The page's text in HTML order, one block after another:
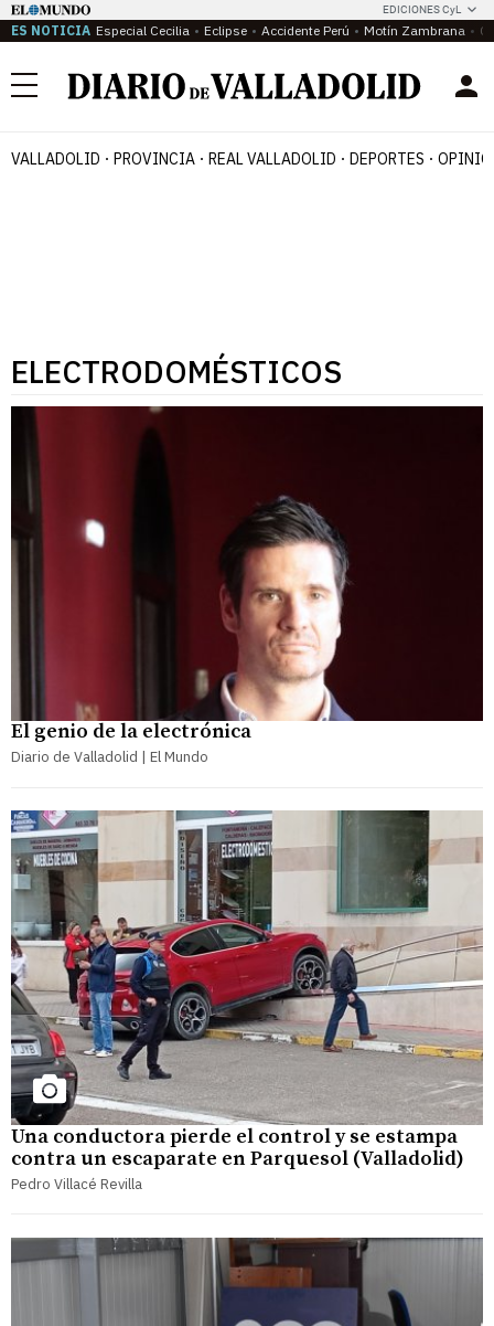
EDICIONES CyL
ES NOTICIA Especial Cecilia Eclipse Accidente Perú Motín Zambrana
Menú
VALLADOLID PROVINCIA REAL VALLADOLID DEPORTES
ELECTRODOMÉSTICOS
El genio de la electrónica
Diario de Valladolid | El Mundo
Una conductora pierde el control y se estampa
contra un escaparate en Parquesol (Valladolid)
Pedro Villacé Revilla